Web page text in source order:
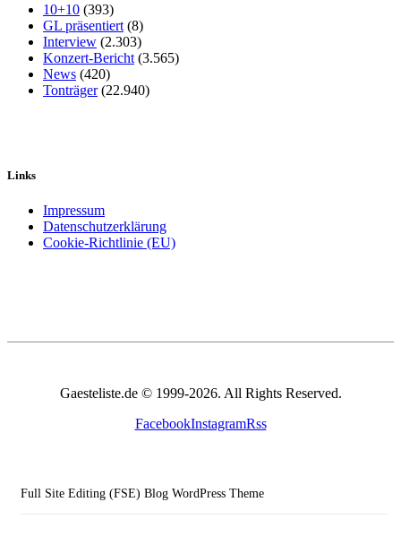
10+10 (393)
GL präsentiert (8)
Interview (2.303)
Konzert-Bericht (3.565)
News (420)
Tonträger(22.940)
Links
Impressum
Datenschutzerklärung
Cookie-Richtlinie (EU)
Gaesteliste.de © 1999-2026. All Rights Reserved.
FacebookInstagramRss
Full Site Editing (FSE) Blog WordPress Theme